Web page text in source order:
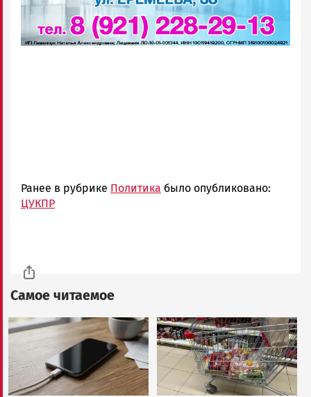
Ранее в рубрике Политика было опубликовано:
ЦУКПР
Самое читаемое
Image Image